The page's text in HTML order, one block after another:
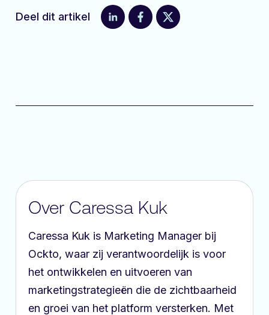
Deel dit artikel
Over Caressa Kuk
Caressa Kuk is Marketing Manager bij
Ockto, waar zij verantwoordelijk is voor
het ontwikkelen en uitvoeren van
marketingstrategieën die de zichtbaarheid
en groei van het platform versterken. Met